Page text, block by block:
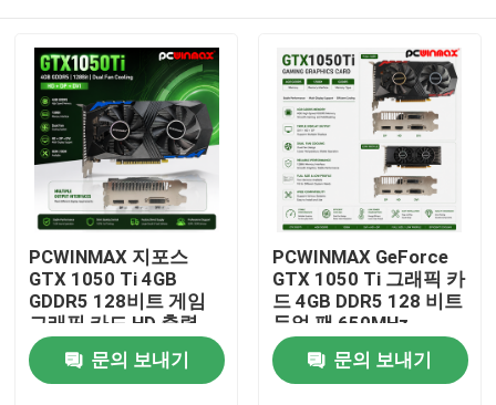
PCWINMAX 지포스
GTX 1050 Ti 4GB
GDDR5 128비트 게임
그래픽 카드 HD 출력
OEM/ODM 데스크톱 컴
퓨터
문의 보내기
PCWINMAX GeForce
GTX 1050 Ti 그래픽 카
드 4GB DDR5 128 비트
듀얼 팬 650MHz
1800MHz 주파수
1050Ti 데스크톱 GPU
문의 보내기